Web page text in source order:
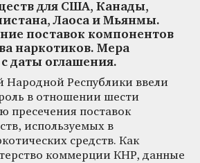
для США, Канады,
Лаоса и Мьянмы.
поставок компонентов
наркотиков. Мера
с даты оглашения.
Народной Республики ввели
в отношении шести
пресечения поставок
используемых в
средств. Как
коммерции КНР, данные